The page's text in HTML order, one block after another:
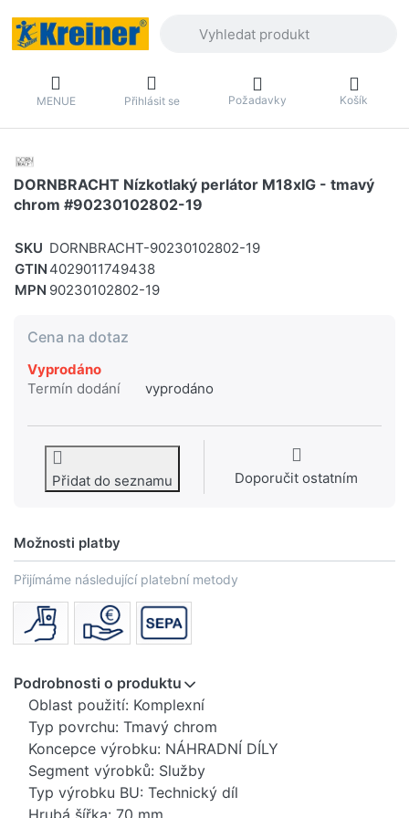
MENUE Přihlásit se Požadavky Košík
DORNBRACHT Nízkotlaký perlátor M18xIG - tmavý
chrom #90230102802-19
SKU DORNBRACHT-90230102802-19
GTIN 4029011749438
MPN 90230102802-19
Cena na dotaz
Vyprodáno
Termín dodání
vyprodáno
Přidat do seznamu Doporučit ostatním
Možnosti platby
Přijímáme následující platební metody
Podrobnosti o produktu
Oblast použití: Komplexní
Typ povrchu: Tmavý chrom
Koncepce výrobku: NÁHRADNÍ DÍLY
Segment výrobků: Služby
Typ výrobku BU: Technický díl
Hrubá šířka: 70 mm